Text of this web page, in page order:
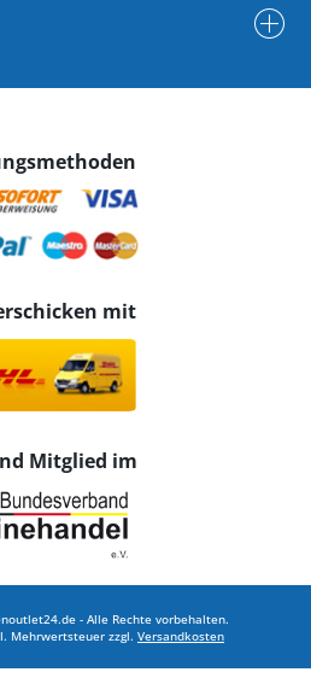
mit
Mitglied im
- Alle Rechte vorbehalten.
Mehrwertsteuer zzgl. Versandkosten